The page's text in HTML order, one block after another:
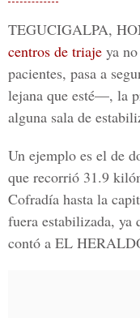
TEGUCIGALPA,
centros de triaje ya
pacientes, pasa a
lejana que esté—, la
alguna sala de
Un ejemplo es el de
que recorrió 31.9
Cofradía hasta la
fuera estabilizada, ya
contó a EL